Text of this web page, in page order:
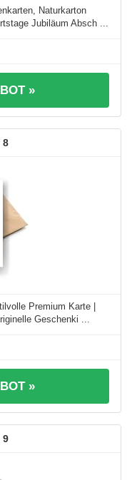
Naturkarton
Jubiläum Absch ...
»
8
Premium Karte |
Geschenki ...
»
9